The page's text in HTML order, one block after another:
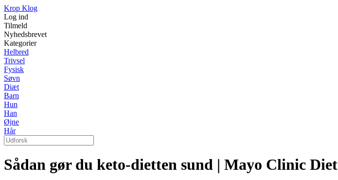
Krop Klog
Log ind
Tilmeld
Nyhedsbrevet
Kategorier
Helbred
Trivsel
Fysisk
Søvn
Diæt
Barn
Hun
Han
Øjne
Hår
Sådan gør du keto-dietten sund | Mayo Clinic Diet